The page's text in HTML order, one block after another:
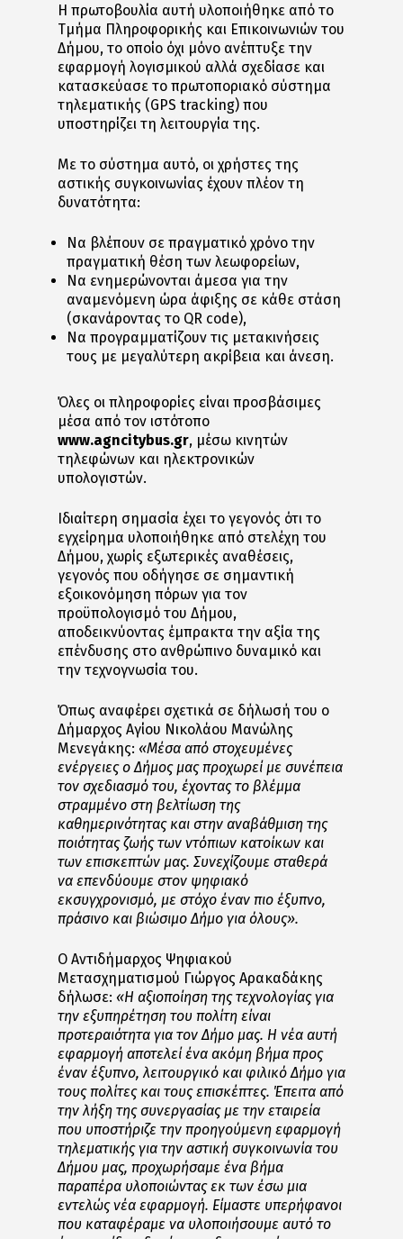
Η πρωτοβουλία αυτή υλοποιήθηκε από το
Τμήμα Πληροφορικής και Επικοινωνιών του
Δήμου, το οποίο όχι μόνο ανέπτυξε την
εφαρμογή λογισμικού αλλά σχεδίασε και
κατασκεύασε το πρωτοποριακό σύστημα
τηλεματικής (GPS tracking) που
υποστηρίζει τη λειτουργία της.
Με το σύστημα αυτό, οι χρήστες της
αστικής συγκοινωνίας έχουν πλέον τη
δυνατότητα:
Να βλέπουν σε πραγματικό χρόνο την
πραγματική θέση των λεωφορείων,
Να ενημερώνονται άμεσα για την
αναμενόμενη ώρα άφιξης σε κάθε στάση
(σκανάροντας το QR code),
Να προγραμματίζουν τις μετακινήσεις
τους με μεγαλύτερη ακρίβεια και άνεση.
Όλες οι πληροφορίες είναι προσβάσιμες
μέσα από τον ιστότοπο
www.agncitybus.gr, μέσω κινητών
τηλεφώνων και ηλεκτρονικών
υπολογιστών.
Ιδιαίτερη σημασία έχει το γεγονός ότι το
εγχείρημα υλοποιήθηκε από στελέχη του
Δήμου, χωρίς εξωτερικές αναθέσεις,
γεγονός που οδήγησε σε σημαντική
εξοικονόμηση πόρων για τον
προϋπολογισμό του Δήμου,
αποδεικνύοντας έμπρακτα την αξία της
επένδυσης στο ανθρώπινο δυναμικό και
την τεχνογνωσία του.
Όπως αναφέρει σχετικά σε δήλωσή του ο
Δήμαρχος Αγίου Νικολάου Μανώλης
Μενεγάκης: «Μέσα από στοχευμένες
ενέργειες ο Δήμος μας προχωρεί με συνέπεια
τον σχεδιασμό του, έχοντας το βλέμμα
στραμμένο στη βελτίωση της
καθημερινότητας και στην αναβάθμιση της
ποιότητας ζωής των ντόπιων κατοίκων και
των επισκεπτών μας. Συνεχίζουμε σταθερά
να επενδύουμε στον ψηφιακό
εκσυγχρονισμό, με στόχο έναν πιο έξυπνο,
πράσινο και βιώσιμο Δήμο για όλους».
Ο Αντιδήμαρχος Ψηφιακού
Μετασχηματισμού Γιώργος Αρακαδάκης
δήλωσε: «Η αξιοποίηση της τεχνολογίας για
την εξυπηρέτηση του πολίτη είναι
προτεραιότητα για τον Δήμο μας. Η νέα αυτή
εφαρμογή αποτελεί ένα ακόμη βήμα προς
έναν έξυπνο, λειτουργικό και φιλικό Δήμο για
τους πολίτες και τους επισκέπτες. Έπειτα από
την λήξη της συνεργασίας με την εταιρεία
που υποστήριζε την προηγούμενη εφαρμογή
τηλεματικής για την αστική συγκοινωνία του
Δήμου μας, προχωρήσαμε ένα βήμα
παραπέρα υλοποιώντας εκ των έσω μια
εντελώς νέα εφαρμογή. Είμαστε υπερήφανοι
που καταφέραμε να υλοποιήσουμε αυτό το